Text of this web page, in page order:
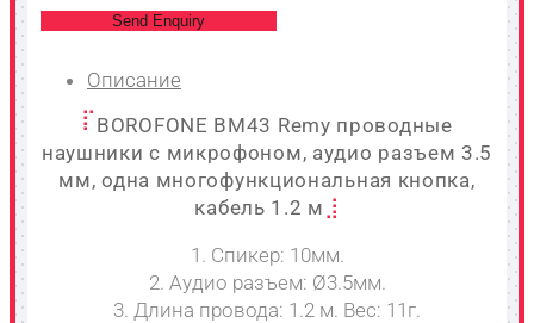
Send Enquiry
Описание
BOROFONE BM43 Remy проводные
наушники с микрофоном, аудио разъем 3.5
мм, одна многофункциональная кнопка,
кабель 1.2 м
1. Спикер: 10мм.
2. Аудио разъем: Ø3.5мм.
3. Длина провода: 1.2 м. Вес: 11г.